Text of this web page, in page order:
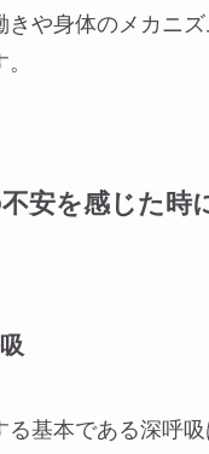
きや身体のメカニ
安を感じた時
る基本である深呼